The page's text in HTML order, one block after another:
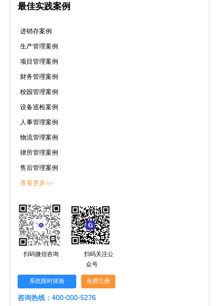
最佳实践案例
进销存案例
生产管理案例
项目管理案例
财务管理案例
校园管理案例
设备巡检案例
人事管理案例
物流管理案例
律所管理案例
售后管理案例
查看更多>>
扫码微信咨询
扫码关注公
众号
系统限时体验 免费注册
咨询热线：400-000-5276